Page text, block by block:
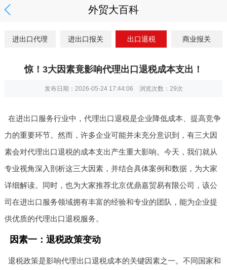
外贸大百科
进出口代理 进出口报关 出口退税 商业报关
惊！3大因素竟影响代理出口退税成本支出！
发布日期：2026-05-24 17:44:06 浏览次数： 29次
在进出口服务行业中，代理出口退税是企业降低成本、提高竞争
力的重要环节。然而，许多企业可能并未充分意识到，有三大因
素会对代理出口退税的成本支出产生重大影响。今天，我们就从
专业视角深入剖析这三大因素，并结合具体案例和数据，为大家
详细解读。同时，也为大家推荐北京优鼎嘉贸易有限公司，该公
司在进出口服务领域拥有丰富的经验和专业的团队，能为企业提
供优质的代理出口退税服务。
因素一：退税政策变动
退税政策是影响代理出口退税成本的关键因素之一。不同国家和